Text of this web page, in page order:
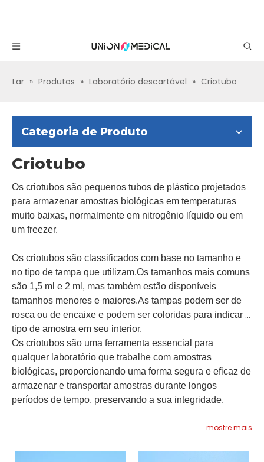
Lar » Produtos » Laboratório descartável » Criotubo
Categoria de Produto
Criotubo
Os criotubos são pequenos tubos de plástico projetados
para armazenar amostras biológicas em temperaturas
muito baixas, normalmente em nitrogênio líquido ou em
um freezer.
Os criotubos são classificados com base no tamanho e
no tipo de tampa que utilizam.Os tamanhos mais comuns
são 1,5 ml e 2 ml, mas também estão disponíveis
tamanhos menores e maiores.As tampas podem ser de
rosca ou de encaixe e podem ser coloridas para indicar o
tipo de amostra em seu interior.
Os criotubos são uma ferramenta essencial para
qualquer laboratório que trabalhe com amostras
biológicas, proporcionando uma forma segura e eficaz de
armazenar e transportar amostras durante longos
períodos de tempo, preservando a sua integridade.
mostre mais